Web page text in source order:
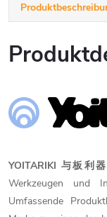
YOITARIKI 与板利器
Werkzeugen und
Umfassende